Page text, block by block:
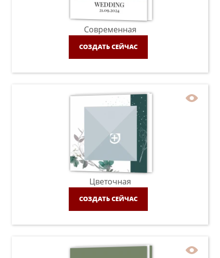
Современная
СОЗДАТЬ СЕЙЧАС
Цветочная
СОЗДАТЬ СЕЙЧАС